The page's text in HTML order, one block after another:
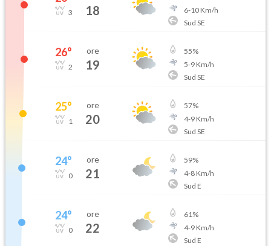
3 18
6-10Km/h
Sud SE
26°
2
ore
19
55%
5-9Km/h
Sud SE
25°
1
ore
20
57%
4-9Km/h
Sud SE
24°
0
ore
21
59%
4-8Km/h
Sud E
24°
0
ore
22
61%
4-9Km/h
Sud E